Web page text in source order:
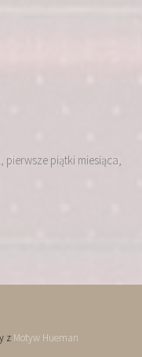
piątki miesiąca,
z Motyw Hueman